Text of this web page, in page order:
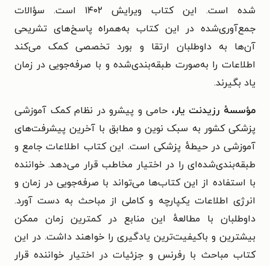
شده است. این کتاب ویرایش ۱۴۰۲ است. سؤالات
جمع‌آوری‌شده در این کتاب به‌همراه پاسخ‌های تشریحی
آن‌ها به داوطلبان ارتقا و بورد تخصصی کمک می‌کند
اطلاعات را به‌صورت طبقه‌بندی‌شده و با صرفه‌جویی در زمان
یاد بگیرند.
مؤسسهٔ رزیدنت یار، حامی و پیشرو در نظام کمک آموزشی
پزشکی کشور به سبک نوین و مطابق با آخرین پیشرفت‌های
آموزشی در حیطهٔ پزشکی است. این کتاب اطلاعات جامع و
طبقه‌بندی‌شده‌ای را در اختیار مخاطب قرار می‌دهد. خواننده
با استفاده از این کتاب‌ها می‌تواند با صرفه‌جویی در زمان و
انرژی اطلاعات یکپارچه و کاملی از مباحث به‌‌ دست آورد.
داوطلبان با مطالعهٔ این منابع در کمترین زمان ممکن
بیشترین و باکیفیت‌ترین یادگیری را خواهند داشت. در این
کتاب مباحث با رفرنس و جزئیات در اختیار خواننده قرار